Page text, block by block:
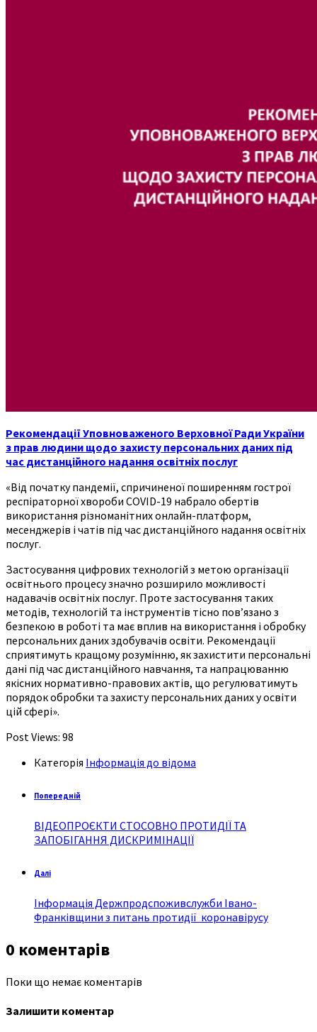
Рекомендації Уповноваженого Верховної Ради України
з прав людини щодо захисту персональних даних під
час дистанційного надання освітніх послуг
«Від початку пандемії, спричиненої поширенням гострої
респіраторної хвороби COVID-19 набрало обертів
використання різноманітних онлайн-платформ,
месенджерів і чатів під час дистанційного надання освітніх
послуг.
Застосування цифрових технологій з метою організації
освітнього процесу значно розширило можливості
надавачів освітніх послуг. Проте застосування таких
методів, технологій та інструментів тісно пов’язано з
безпекою в роботі та має вплив на використання і обробку
персональних даних здобувачів освіти. Рекомендації
сприятимуть кращому розумінню, як захистити персональні
дані під час дистанційного навчання, та напрацюванню
якісних нормативно-правових актів, що регулюватимуть
порядок обробки та захисту персональних даних у освіти
цій сфері».
Post Views: 98
Категорія Інформація до відома
Попередній
ВІДЕОПРОЄКТИ СТОСОВНО ПРОТИДІЇ ТА
ЗАПОБІГАННЯ ДИСКРИМІНАЦІЇ
Далі
Інформація Держпродспоживслужби Івано-
Франківщини з питань протидії коронавірусу
0 коментарів
Поки що немає коментарів
Залишити коментар